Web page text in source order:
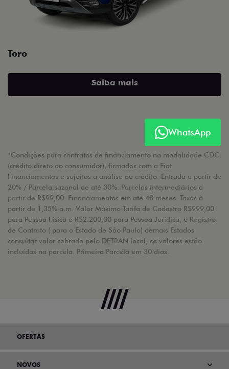
Toro
Saiba mais
*Condições para contratos de financiamento na modalidade CDC
(crédito direto ao consumidor), firmados com a Fiat
Financiamentos e sujeitas a análise de crédito. Entrada a partir de
20% / Parcela sazonal de até 30%. Parcelas intermediários a
partir de R$99,00. Financiamentos em até 48 meses. Taxas à
partir de 1,35% a.m. Valor Máximo Tarifa de Cadastro R$999,00
para Pessoa Física e R$2.200,00 para Pessoa Jurídica, e Registro
de Contrato ( para o Estado de São Paulo) demais Estados
consultar valor cobrado pelo DETRAN local, os valores estão
incluídos na parcela. Primeira Parcela em 30 dias.
WhatsApp
OFERTAS
NOVOS